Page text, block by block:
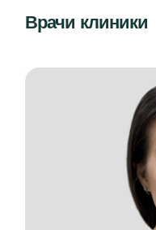
Врачи клиники